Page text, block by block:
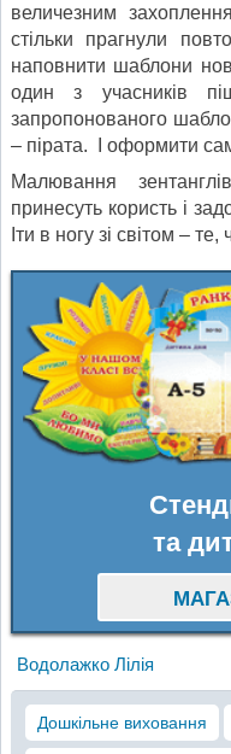
величезним
стільки прагнули
наповнити шаблони
один з учасників
запропонованого
– пірата. І оформити
Малювання
принесуть користь і
Іти в ногу зі світом –
та
Водолажко Лілія
Дошкільне виховання